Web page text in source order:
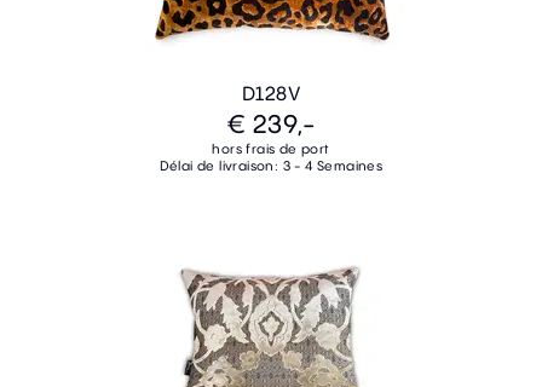
D128V
€ 239,-
hors frais de port
Délai de livraison: 3 - 4 Semaines